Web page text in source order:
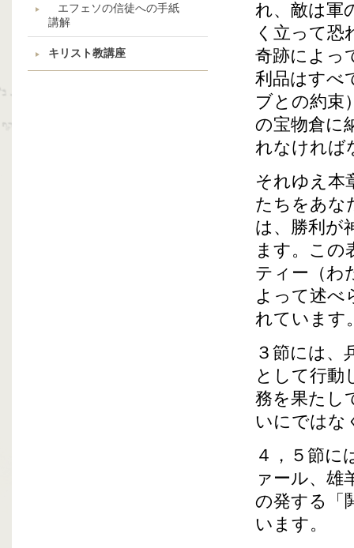
エフェソの信徒への手紙
講解
キリスト教講座
れ、敵は軍
く立って恐
奇跡によっ
利品はすべ
ブとの約束
の宝物倉に
れなければ
それゆえ本
たちをあな
は、勝利が
ます。この
ティー（わ
よって述べ
れています
３節には、
として行動
務を果たし
いにではな
４，５節に
ァール、雄
の発する「
います。